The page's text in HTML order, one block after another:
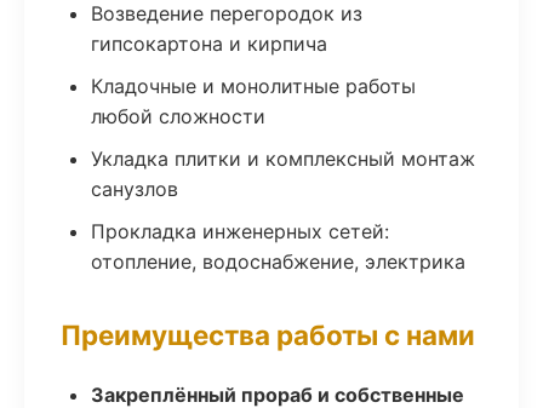
Возведение перегородок из
гипсокартона и кирпича
Кладочные и монолитные работы
любой сложности
Укладка плитки и комплексный монтаж
санузлов
Прокладка инженерных сетей:
отопление, водоснабжение, электрика
Преимущества работы с нами
Закреплённый прораб и собственные